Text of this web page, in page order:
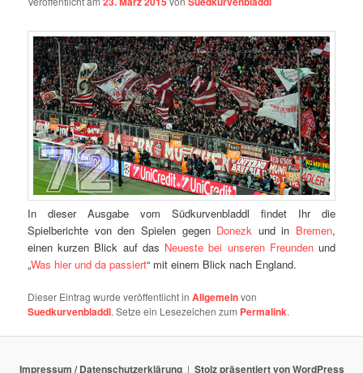
In dieser Ausgabe vom Südkurvenbladdl findet Ihr die
Spielberichte von den Spielen gegen Donezk und in Bremen,
einen kurzen Blick auf das Neueste bei unseren Freundenund
„Was hier und da passiert“ mit einem Blick nach England.
Dieser Eintrag wurde veröffentlicht inAllgemeinvon
Suedkurvenbladdl. Setze ein Lesezeichen zum Permalink.
Impressum / Datenschutzerklärung Stolz präsentiert von WordPress